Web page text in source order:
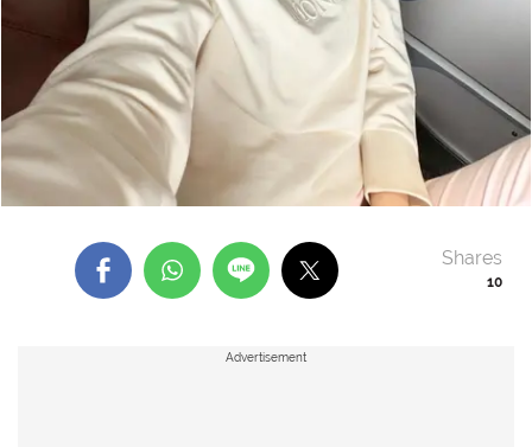
10
Shares
Advertisement